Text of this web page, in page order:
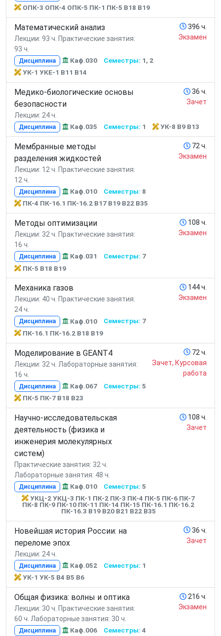
ОПК-3 ОПК-4 ОПК-5 ПК-1 ПК-5 В18 В19
Математический анализ
Лекции: 93 ч. Практические занятия:
93 ч.
396 ч.
Экзамен
Дисциплина Каф.030 Семестры: 1, 2
УК-1 УКЕ-1 В11 В14
Медико-биологические основы
безопасности
Лекции: 24 ч.
36 ч.
Зачет
Дисциплина Каф.035 Семестры: 1 УК-8 В9 В13
Мембранные методы
разделения жидкостей
Лекции: 12 ч. Практические занятия:
12 ч.
72 ч.
Экзамен
Дисциплина Каф.010 Семестры: 8
ПК-4 ПК-16.1 ПК-16.2 В17 В19 В22 В35
Методы оптимизации
Лекции: 32 ч. Практические занятия:
16 ч.
108 ч.
Экзамен
Дисциплина Каф.031 Семестры: 7
ПК-5 В18 В19
Механика газов
Лекции: 40 ч. Практические занятия:
24 ч.
144 ч.
Экзамен
Дисциплина Каф.010 Семестры: 7
ПК-16.1 ПК-16.2 В18 В19
Моделирование в GEANT4
Лекции: 32 ч. Лабораторные занятия:
16 ч.
72 ч.
Зачет, Курсовая
работа
Дисциплина Каф.067 Семестры: 5
ПК-5 ПК-7 В18 В23
Научно-исследовательская
деятельность (физика и
инженерия молекулярных
систем)
Практические занятия: 32 ч.
Лабораторные занятия: 48 ч.
108 ч.
Зачет
Дисциплина Каф.010 Семестры: 5
УКЦ-2 УКЦ-3 ПК-1 ПК-2 ПК-3 ПК-4 ПК-5 ПК-6 ПК-7
ПК-8 ПК-9 ПК-10 ПК-11 ПК-14 ПК-15 ПК-16.1 ПК-16.2
ПК-16.3 В19 В20 В21 В22 В35
Новейшая история России: на
переломе эпох
Лекции: 24 ч.
36 ч.
Зачет
Дисциплина Каф.052 Семестры: 1
УК-1 УК-5 В4 В5 В6
Общая физика: волны и оптика
Лекции: 30 ч. Практические занятия:
60 ч. Лабораторные занятия: 30 ч.
216 ч.
Экзамен
Дисциплина Каф.006 Семестры: 4